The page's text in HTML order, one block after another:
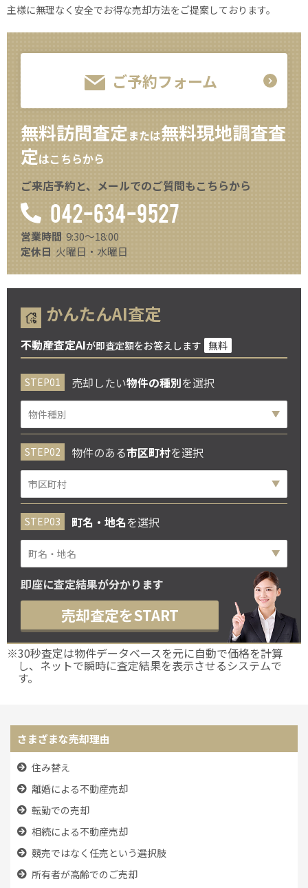
主様に無理なく安全でお得な売却方法をご提案しております。
ご予約フォーム
無料訪問査定または無料現地調査査
定はこちらから
ご来店予約と、メールでのご質問もこちらから
042-634-9527
営業時間 9:30～18:00
定休日 火曜日・水曜日
かんたんAI査定
不動産査定AIが即査定額をお答えします 無料
売却したい物件の種別を選択
物件のある市区町村を選択
町名・地名を選択
即座に査定結果が分かります
売却査定をSTART
※30秒査定は物件データベースを元に自動で価格を計算
し、ネットで瞬時に査定結果を表示させるシステムで
す。
さまざまな売却理由
住み替え
離婚による不動産売却
転勤での売却
相続による不動産売却
競売ではなく任売という選択肢
所有者が高齢でのご売却